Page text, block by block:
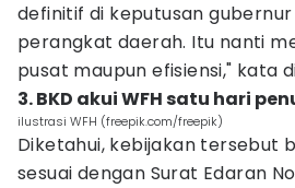
definitif di keputusan
perangkat daerah. Itu nanti
pusat maupun efisiensi," kata
3. BKD akui WFH satu hari
ilustrasi WFH (freepik.com/freepik)
Diketahui, kebijakan tersebut
sesuai dengan Surat Edaran